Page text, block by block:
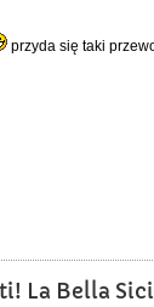
przyda się taki
La Bella